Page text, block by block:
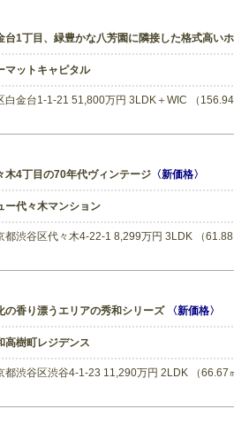
台1丁目、緑豊かな八芳園に隣接した格式高い
マットキャピタル
白金台1-1-21 51,800万円 3LDK＋WIC （
木4丁目の70年代ヴィンテージ 〈新価格〉
ー代々木マンション
都渋谷区代々木4-22-1 8,299万円 3LDK （
の香り漂うエリアの秀和シリーズ 〈新価格〉
高樹町レジデンス
都渋谷区渋谷4-1-23 11,290万円 2LDK （